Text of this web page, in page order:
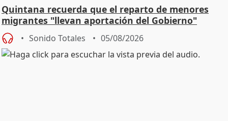
Quintana recuerda que el reparto de menores
migrantes "llevan aportación del Gobierno"
central
Sonido Totales 05/08/2026